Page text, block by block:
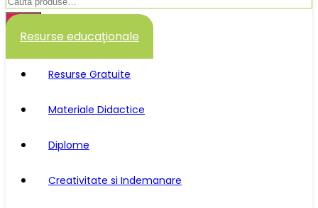
Caută
Resurse educaţionale
Resurse Gratuite
Materiale Didactice
Diplome
Creativitate si Indemanare